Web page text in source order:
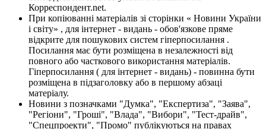
Корреспондент.net.
При копіюванні матеріалів зі сторінки « Новини України
і світу» , для інтернет - видань - обов'язкове пряме
відкрите для пошукових систем гіперпосилання .
Посилання має бути розміщена в незалежності від
повного або часткового використання матеріалів.
Гіперпосилання ( для інтернет - видань) - повинна бути
розміщена в підзаголовку або в першому абзаці
матеріалу.
Новини з позначками "Думка", "Експертиза", "Заява",
"Регіони", "Гроші", "Влада", "Вибори", "Тест-драйв",
"Спецпроекти", "Промо" публікуються на правах